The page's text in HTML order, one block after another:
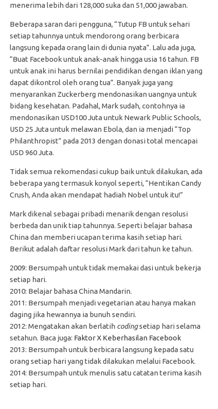
menerima lebih dari 128,000 suka dan 51,000 jawaban.
Beberapa saran dari pengguna, “Tutup FB untuk sehari
setiap tahunnya untuk mendorong orang berbicara
langsung kepada orang lain di dunia nyata”. Lalu ada juga,
“Buat Facebook untuk anak-anak hingga usia 16 tahun. FB
untuk anak ini harus bernilai pendidikan dengan iklan yang
dapat dikontrol oleh orang tua”. Banyak juga yang
menyarankan Zuckerberg mendonasikan uangnya untuk
bidang kesehatan. Padahal, Mark sudah, contohnya ia
mendonasikan USD100 Juta untuk Newark Public Schools,
USD 25 Juta untuk melawan Ebola, dan ia menjadi “Top
Philanthropist” pada 2013 dengan donasi total mencapai
USD 960 Juta.
Tidak semua rekomendasi cukup baik untuk dilakukan, ada
beberapa yang termasuk konyol seperti, “Hentikan Candy
Crush, Anda akan mendapat hadiah Nobel untuk itu!”
Mark dikenal sebagai pribadi menarik dengan resolusi
berbeda dan unik tiap tahunnya. Seperti belajar bahasa
China dan memberi ucapan terima kasih setiap hari.
Berikut adalah daftar resolusi Mark dari tahun ke tahun.
2009: Bersumpah untuk tidak memakai dasi untuk bekerja
setiap hari.
2010: Belajar bahasa China Mandarin.
2011: Bersumpah menjadi vegetarian atau hanya makan
daging jika hewannya ia bunuh sendiri.
2012: Mengatakan akan berlatih codingsetiap hari selama
setahun. Baca juga: Faktor X Keberhasilan Facebook
2013: Bersumpah untuk berbicara langsung kepada satu
orang setiap hari yang tidak dilakukan melalui Facebook.
2014: Bersumpah untuk menulis satu catatan terima kasih
setiap hari.